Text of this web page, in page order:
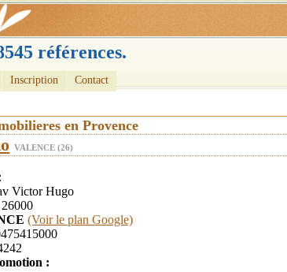
références.
Inscription Contact
en Provence
VALENCE (26)
:
Victor Hugo
26000
(Voir le plan Google)
: